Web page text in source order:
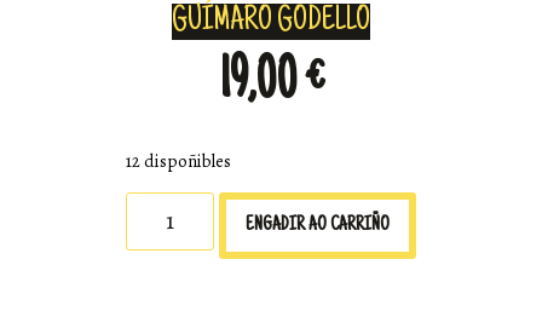
GUÍMARO GODELLO
19,00€
12 dispoñibles
ENGADIR AO CARRIÑO